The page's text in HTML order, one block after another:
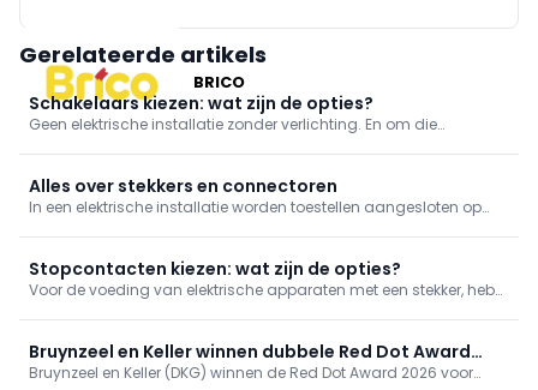
BRICO
Gerelateerde artikels
Schakelaars kiezen: wat zijn de opties?
Geen elektrische installatie zonder verlichting. En om die
Schakelaars bestaan in verschillende uitvoeringen.
Alles over stekkers en connectoren
In een elektrische installatie worden toestellen aangesloten op
toestel en de installatie, zowel voor elektrische voeding als voor
da
Stopcontacten kiezen: wat zijn de opties?
Voor de voeding van elektrische apparaten met een stekker, heb
Bruynzeel en Keller winnen dubbele Red Dot Award
2026 voor biobased keukens
Bruynzeel en Keller (DKG) winnen de Red Dot Award 2026 voor